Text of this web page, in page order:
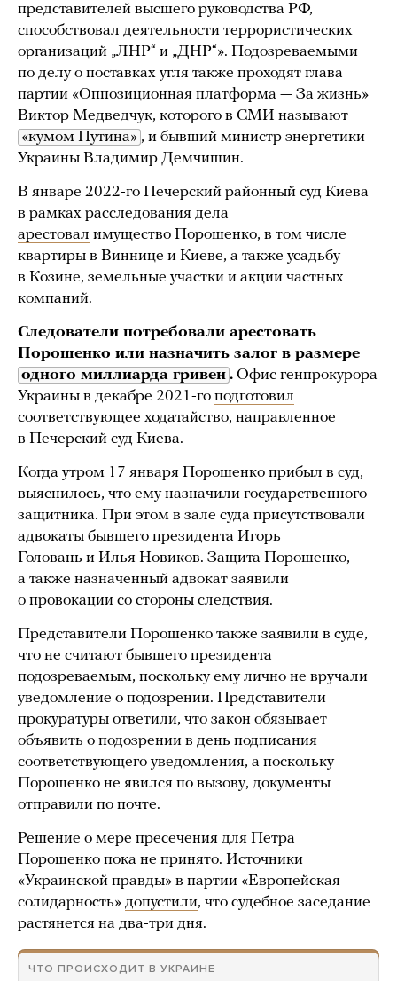
представителей высшего руководства РФ,
способствовал деятельности террористических
организаций „ЛНР“ и „ДНР“». Подозреваемыми
по делу о поставках угля также проходят глава
партии «Оппозиционная платформа — За жизнь»
Виктор Медведчук, которого в СМИ называют
«кумом Путина» , и бывший министр энергетики
Украины Владимир Демчишин.
В январе 2022-го Печерский районный суд Киева
в рамках расследования дела
арестовал имущество Порошенко, в том числе
квартиры в Виннице и Киеве, а также усадьбу
в Козине, земельные участки и акции частных
компаний.
Следователи потребовали арестовать
Порошенко или назначить залог в размере
одного миллиарда гривен . Офис генпрокурора
Украины в декабре 2021-го подготовил
соответствующее ходатайство, направленное
в Печерский суд Киева.
Когда утром 17 января Порошенко прибыл в суд,
выяснилось, что ему назначили государственного
защитника. При этом в зале суда присутствовали
адвокаты бывшего президента Игорь
Головань и Илья Новиков. Защита Порошенко,
а также назначенный адвокат заявили
о провокации со стороны следствия.
Представители Порошенко также заявили в суде,
что не считают бывшего президента
подозреваемым, поскольку ему лично не вручали
уведомление о подозрении. Представители
прокуратуры ответили, что закон обязывает
объявить о подозрении в день подписания
соответствующего уведомления, а поскольку
Порошенко не явился по вызову, документы
отправили по почте.
Решение о мере пресечения для Петра
Порошенко пока не принято. Источники
«Украинской правды» в партии «Европейская
солидарность» допустили, что судебное заседание
растянется на два-три дня.
ЧТО ПРОИСХОДИТ В УКРАИНЕ